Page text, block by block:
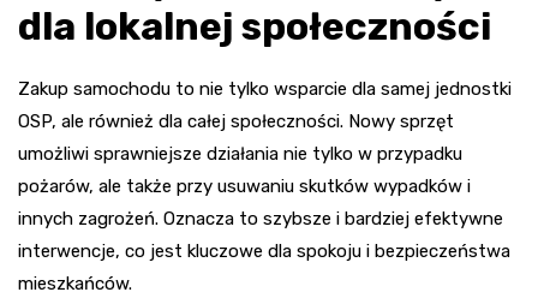
dla lokalnej społeczności
Zakup samochodu to nie tylko wsparcie dla samej jednostki
OSP, ale również dla całej społeczności. Nowy sprzęt
umożliwi sprawniejsze działania nie tylko w przypadku
pożarów, ale także przy usuwaniu skutków wypadków i
innych zagrożeń. Oznacza to szybsze i bardziej efektywne
interwencje, co jest kluczowe dla spokoju i bezpieczeństwa
mieszkańców.